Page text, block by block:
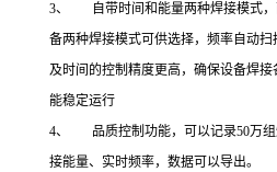
3、 自带时间和能量两种焊接模式，
备两种焊接模式可供选择，频率自动
及时间的控制精度更高，确保设备焊
能稳定运行
4、 品质控制功能，可以记录50万组
接能量、实时频率，数据可以导出。